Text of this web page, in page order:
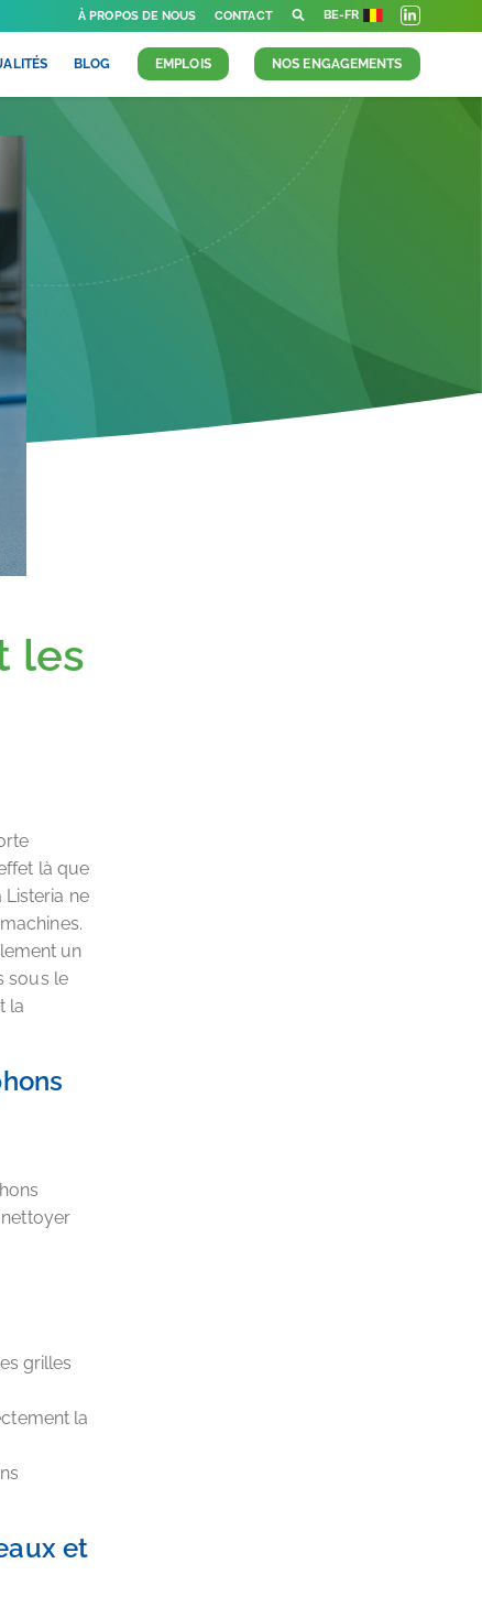
À PROPOS DE NOUS CONTACT BE-FR
BLOG EMPLOIS NOS ENGAGEMENTS
les
là que
ne
un
sous le
la
grilles
la
et